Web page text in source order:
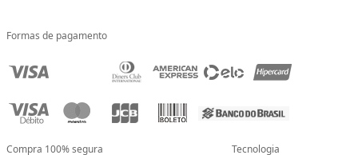
Formas de pagamento
Compra 100% segura Tecnologia